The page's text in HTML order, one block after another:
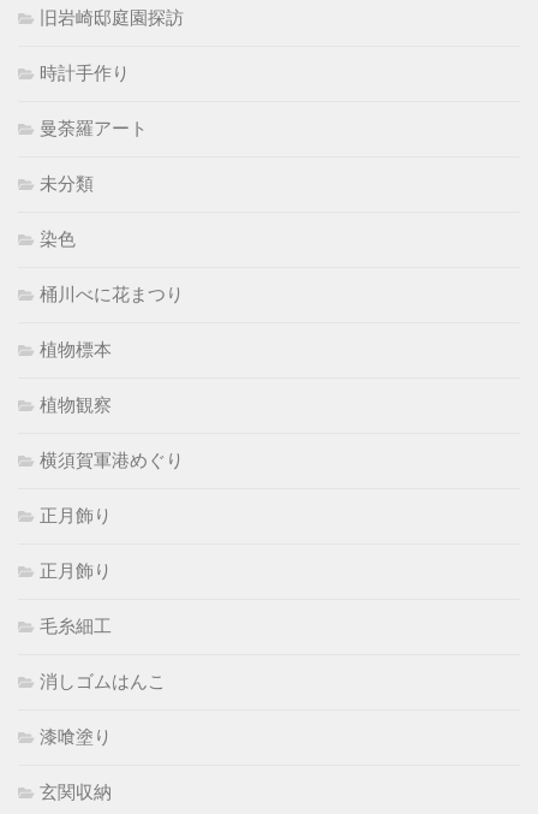
旧岩崎邸庭園探訪
時計手作り
曼荼羅アート
未分類
染色
桶川べに花まつり
植物標本
植物観察
横須賀軍港めぐり
正月飾り
正月飾り
毛糸細工
消しゴムはんこ
漆喰塗り
玄関収納